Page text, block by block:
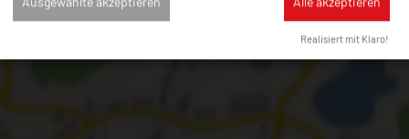
Realisiert mit Klaro!